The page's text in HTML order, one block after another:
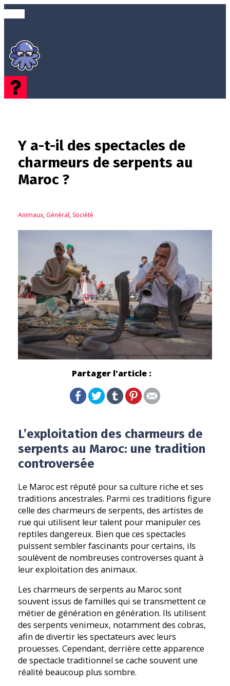
Y a-t-il des spectacles de
charmeurs de serpents au
Maroc ?
Animaux, Général, Société
Partager l'article :
L’exploitation des charmeurs de
serpents au Maroc: une tradition
controversée
Le Maroc est réputé pour sa culture riche et ses
traditions ancestrales. Parmi ces traditions figure
celle des charmeurs de serpents, des artistes de
rue qui utilisent leur talent pour manipuler ces
reptiles dangereux. Bien que ces spectacles
puissent sembler fascinants pour certains, ils
soulèvent de nombreuses controverses quant à
leur exploitation des animaux.
Les charmeurs de serpents au Maroc sont
souvent issus de familles qui se transmettent ce
métier de génération en génération. Ils utilisent
des serpents venimeux, notamment des cobras,
afin de divertir les spectateurs avec leurs
prouesses. Cependant, derrière cette apparence
de spectacle traditionnel se cache souvent une
réalité beaucoup plus sombre.